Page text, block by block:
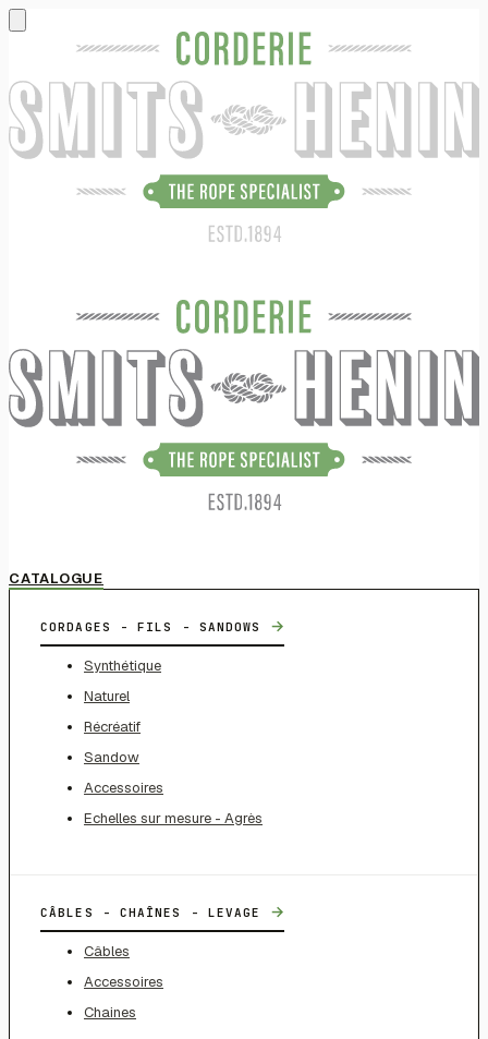
CATALOGUE
CORDAGES - FILS - SANDOWS →
Synthétique
Naturel
Récréatif
Sandow
Accessoires
Echelles sur mesure - Agrès
CÂBLES - CHAÎNES - LEVAGE →
Câbles
Accessoires
Chaines